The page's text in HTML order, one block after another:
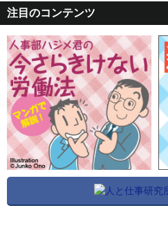
注目のコンテンツ